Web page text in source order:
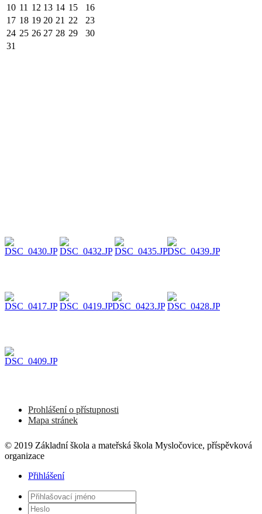
10 11 12 13 14 15
16
17 18 19 20 21 22
23
24 25 26 27 28 29
30
31
Prohlášení o přístupnosti
Mapa stránek
© 2019 Základní škola a mateřská škola Mysločovice, příspěvková
organizace
Přihlášení